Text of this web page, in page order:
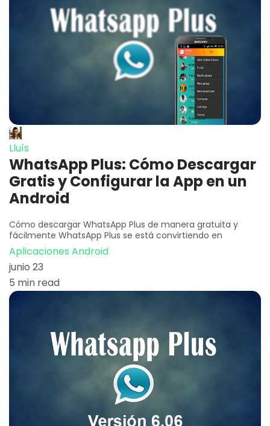
Lluís
WhatsApp Plus: Cómo Descargar
Gratis y Configurar la App en un
Android
Cómo descargar WhatsApp Plus de manera gratuita y
fácilmente WhatsApp Plus se está convirtiendo en
Aplicaciones Android
junio 23
5 min read